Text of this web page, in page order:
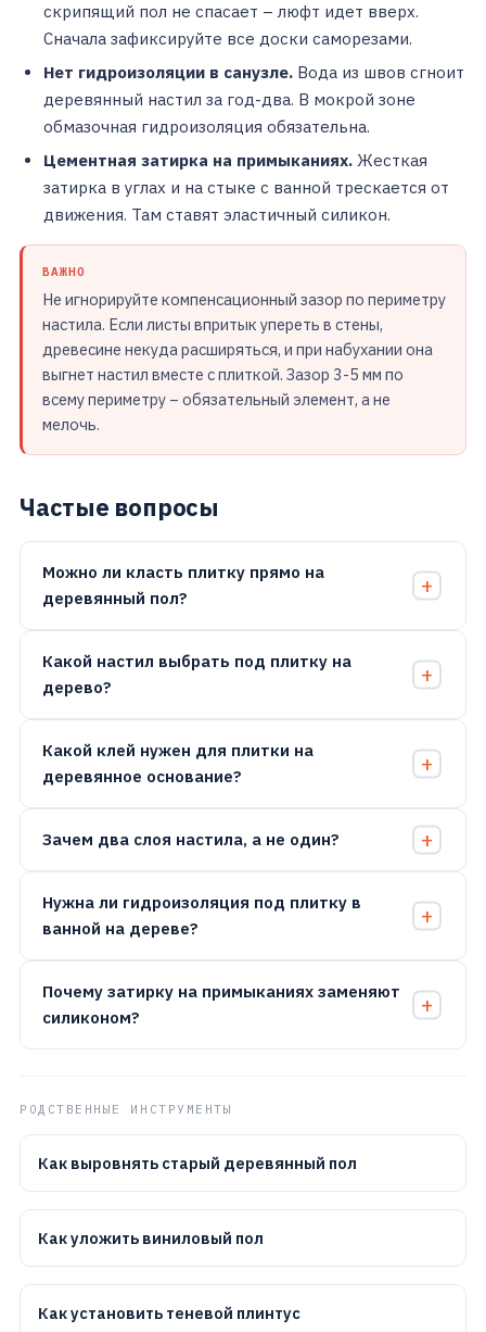
скрипящий пол не спасает – люфт идет вверх.
Сначала зафиксируйте все доски саморезами.
Нет гидроизоляции в санузле. Вода из швов сгноит
деревянный настил за год-два. В мокрой зоне
обмазочная гидроизоляция обязательна.
Цементная затирка на примыканиях. Жесткая
затирка в углах и на стыке с ванной трескается от
движения. Там ставят эластичный силикон.
ВАЖНО
Не игнорируйте компенсационный зазор по периметру
настила. Если листы впритык упереть в стены,
древесине некуда расширяться, и при набухании она
выгнет настил вместе с плиткой. Зазор 3-5 мм по
всему периметру – обязательный элемент, а не
мелочь.
Частые вопросы
Можно ли класть плитку прямо на
деревянный пол?
Какой настил выбрать под плитку на
дерево?
Какой клей нужен для плитки на
деревянное основание?
Зачем два слоя настила, а не один?
Нужна ли гидроизоляция под плитку в
ванной на дереве?
Почему затирку на примыканиях заменяют
силиконом?
РОДСТВЕННЫЕ ИНСТРУМЕНТЫ
Как выровнять старый деревянный пол
Как уложить виниловый пол
Как установить теневой плинтус